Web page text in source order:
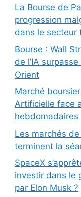
La Bourse de
progression
dans le secteur
Bourse : Wall
de l’IA
Orient
Marché
Artificielle face
hebdomadaires
Les marchés
terminent la
SpaceX
investir dans le
par Elon Musk ?